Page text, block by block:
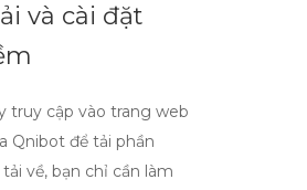
và cài đặt
truy cập vào trang web
Qnibot để tải phần
về, bạn chỉ cần làm